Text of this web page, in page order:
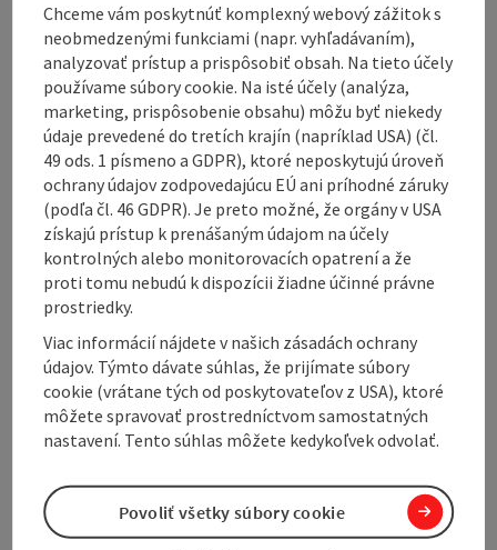
Contact
Opening hours
Arrival
Suitability
Accessibility
Chceme vám poskytnúť komplexný webový zážitok s
neobmedzenými funkciami (napr. vyhľadávaním),
analyzovať prístup a prispôsobiť obsah. Na tieto účely
používame súbory cookie. Na isté účely (analýza,
marketing, prispôsobenie obsahu) môžu byť niekedy
údaje prevedené do tretích krajín (napríklad USA) (čl.
49 ods. 1 písmeno a GDPR), ktoré neposkytujú úroveň
ochrany údajov zodpovedajúcu EÚ ani príhodné záruky
(podľa čl. 46 GDPR). Je preto možné, že orgány v USA
získajú prístup k prenášaným údajom na účely
kontrolných alebo monitorovacích opatrení a že
proti tomu nebudú k dispozícii žiadne účinné právne
prostriedky.
Viac informácií nájdete v našich zásadách ochrany
údajov. Týmto dávate súhlas, že prijímate súbory
cookie (vrátane tých od poskytovateľov z USA), ktoré
môžete spravovať prostredníctvom samostatných
nastavení. Tento súhlas môžete kedykoľvek odvolať.
Povoliť všetky súbory cookie